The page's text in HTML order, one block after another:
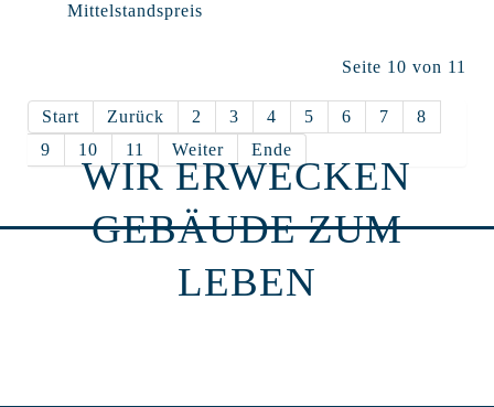
Mittelstandspreis
Seite 10 von 11
Start Zurück 2 3 4 5 6 7
8
9
10 11 Weiter Ende
WIR ERWECKEN
GEBÄUDE ZUM
LEBEN